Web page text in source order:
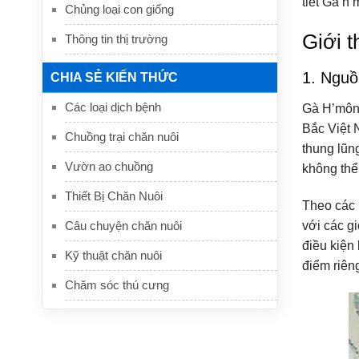
Chủng loại con giống
Thông tin thị trường
CHIA SẺ KIẾN THỨC
Các loại dịch bệnh
Chuồng trại chăn nuôi
Vườn ao chuồng
Thiết Bị Chăn Nuôi
Câu chuyện chăn nuôi
Kỹ thuật chăn nuôi
Chăm sóc thú cưng
Giới
1.
Gà
Bắc Việt
thung
không
Theo các
với các
điều kiện
điểm